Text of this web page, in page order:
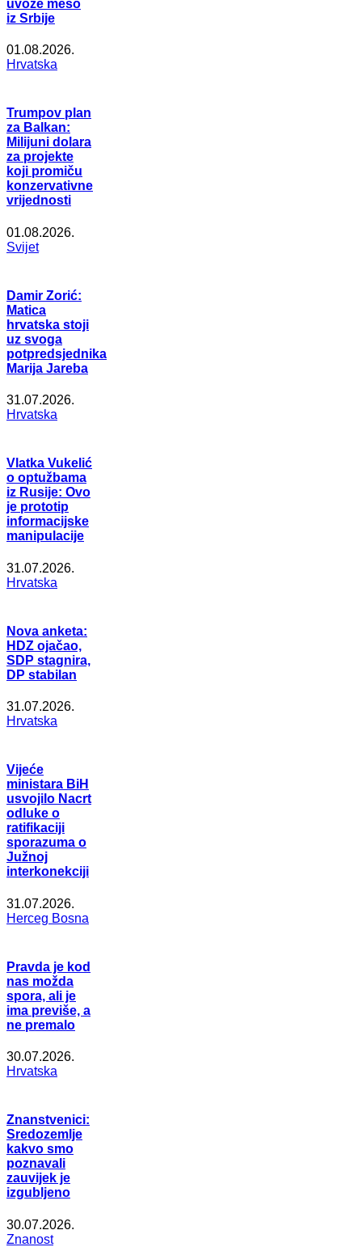
uvoze meso
iz Srbije
01.08.2026.
Hrvatska
Trumpov plan
za Balkan:
Milijuni dolara
za projekte
koji promiču
konzervativne
vrijednosti
01.08.2026.
Svijet
Damir Zorić:
Matica
hrvatska stoji
uz svoga
potpredsjednika
Marija Jareba
31.07.2026.
Hrvatska
Vlatka Vukelić
o optužbama
iz Rusije: Ovo
je prototip
informacijske
manipulacije
31.07.2026.
Hrvatska
Nova anketa:
HDZ ojačao,
SDP stagnira,
DP stabilan
31.07.2026.
Hrvatska
Vijeće
ministara BiH
usvojilo Nacrt
odluke o
ratifikaciji
sporazuma o
Južnoj
interkonekciji
31.07.2026.
Herceg Bosna
Pravda je kod
nas možda
spora, ali je
ima previše, a
ne premalo
30.07.2026.
Hrvatska
Znanstvenici:
Sredozemlje
kakvo smo
poznavali
zauvijek je
izgubljeno
30.07.2026.
Znanost